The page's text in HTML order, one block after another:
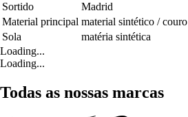
Sortido
Madrid
Material principal material sintético / couro
Sola
matéria sintética
Loading...
Loading...
Todas as nossas marcas